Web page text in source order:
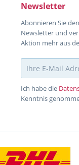
Newsletter
Abonnieren Sie
Newsletter und
Aktion mehr aus
Ich habe die
Kenntnis